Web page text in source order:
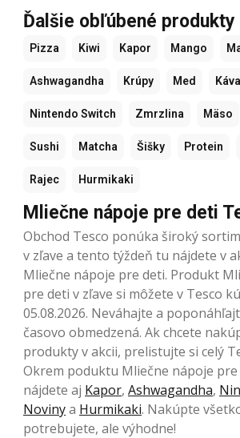
Ďalšie obľúbené produkty
Pizza Kiwi Kapor Mango
Ashwagandha Krúpy Med Káva
Nintendo Switch Zmrzlina Mäso
Sushi Matcha Šišky Protein
Rajec Hurmikaki
Mliečne nápoje pre deti
Obchod Tesco ponúka široký
v zľave a tento týždeň tu nájdete v
Mliečne nápoje pre deti. Produkt
pre deti v zľave si môžete v Tesco
05.08.2026. Neváhajte a
časovo obmedzená. Ak chcete
produkty v akcii, prelistujte si celý
Okrem poduktu Mliečne nápoje
nájdete aj Kapor, Ashwagandha,
Novinya Hurmikaki. Nakúpte
potrebujete, ale výhodne!